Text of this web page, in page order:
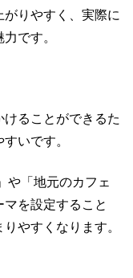
がりやすく、実際に
です。
ることができるた
いです。
や「地元のカフェ
を設定すること
やすくなります。